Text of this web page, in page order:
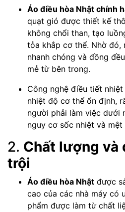
Áo điều hòa Nhật chính
quạt gió được thiết kế
không chổi than, tạo
tỏa khắp cơ thể. Nhờ đó,
nhanh chóng và đồng
mẻ từ bên trong.
Công nghệ điều tiết
nhiệt độ cơ thể ổn định,
người phải làm việc dưới
nguy cơ sốc nhiệt và mệt
2. Chất lượng và
trội
Áo điều hòa Nhật được
cao của các nhà máy có
phẩm được làm từ chất